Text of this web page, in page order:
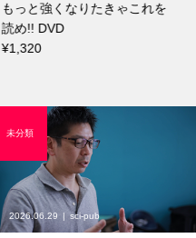
もっと強くなりたきゃこれを
読め!! DVD
¥1,320
2026.06.29 sci-pub
未分類